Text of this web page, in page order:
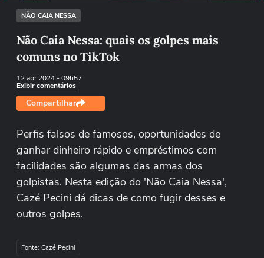
NÃO CAIA NESSA
Não Caia Nessa: quais os golpes mais
comuns no TikTok
12 abr 2024- 09h57
Exibir comentários
Compartilhar
Perfis falsos de famosos, oportunidades de
ganhar dinheiro rápido e empréstimos com
facilidades são algumas das armas dos
golpistas. Nesta edição do 'Não Caia Nessa',
Cazé Pecini dá dicas de como fugir desses e
outros golpes.
Fonte: Cazé Pecini